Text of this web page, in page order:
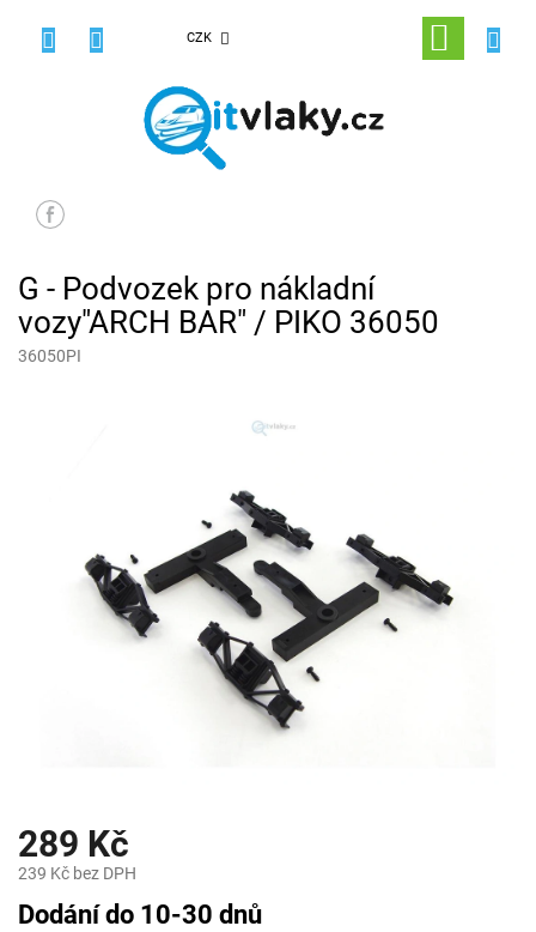
CZK
NÁKUPNÍ
KOŠÍK
G - Podvozek pro nákladní
vozy"ARCH BAR" / PIKO 36050
36050PI
289 Kč
239 Kč bez DPH
Měrná
cena:
Dodání do 10-30 dnů